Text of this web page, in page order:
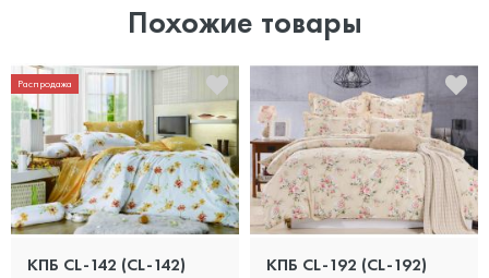
Похожие товары
Распродажа
КПБ CL-142 (CL-142) КПБ CL-192 (CL-192)